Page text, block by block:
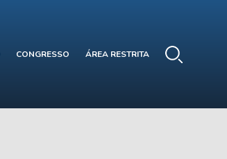
CONGRESSO ÁREA RESTRITA